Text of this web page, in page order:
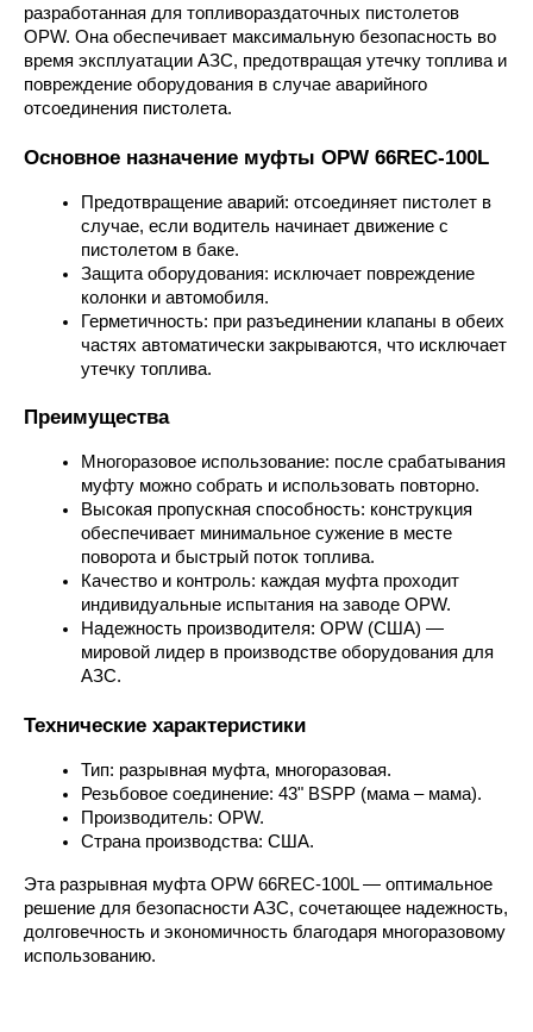
разработанная для топливораздаточных пистолетов
OPW. Она обеспечивает максимальную безопасность во
время эксплуатации АЗС, предотвращая утечку топлива и
повреждение оборудования в случае аварийного
отсоединения пистолета.
Основное назначение муфты OPW 66REC-100L
Предотвращение аварий: отсоединяет пистолет в
случае, если водитель начинает движение с
пистолетом в баке.
Защита оборудования: исключает повреждение
колонки и автомобиля.
Герметичность: при разъединении клапаны в обеих
частях автоматически закрываются, что исключает
утечку топлива.
Преимущества
Многоразовое использование: после срабатывания
муфту можно собрать и использовать повторно.
Высокая пропускная способность: конструкция
обеспечивает минимальное сужение в месте
поворота и быстрый поток топлива.
Качество и контроль: каждая муфта проходит
индивидуальные испытания на заводе OPW.
Надежность производителя: OPW (США) —
мировой лидер в производстве оборудования для
АЗС.
Технические характеристики
Тип: разрывная муфта, многоразовая.
Резьбовое соединение: 43​" BSPP (мама – мама).
Производитель: OPW.
Страна производства: США.
Эта разрывная муфта OPW 66REC-100L — оптимальное
решение для безопасности АЗС, сочетающее надежность,
долговечность и экономичность благодаря многоразовому
использованию.